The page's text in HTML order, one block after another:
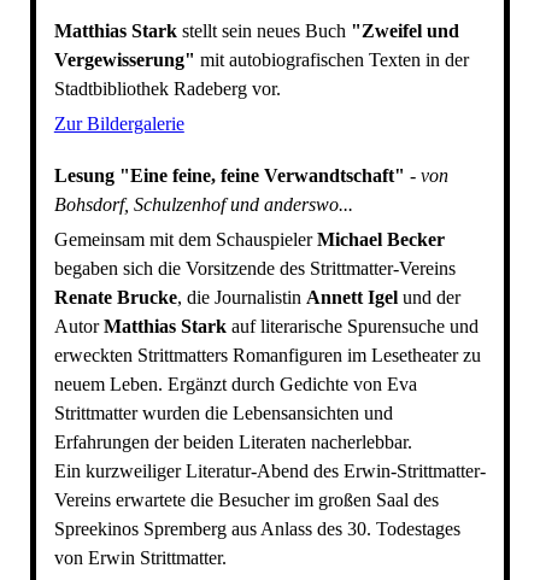
Matthias Stark stellt sein neues Buch "Zweifel und
Vergewisserung" mit autobiografischen Texten in der
Stadtbibliothek Radeberg vor.
Zur Bildergalerie
Lesung "Eine feine, feine Verwandtschaft" - von
Bohsdorf, Schulzenhof und anderswo...
Gemeinsam mit dem SchauspielerMichael Becker
begaben sich die Vorsitzende des Strittmatter-Vereins
Renate Brucke, die Journalistin Annett Igelund der
AutorMatthias Starkauf literarische Spurensuche und
erweckten Strittmatters Romanfiguren im Lesetheater zu
neuem Leben. Ergänzt durch Gedichte von Eva
Strittmatter wurden die Lebensansichten und
Erfahrungen der beiden Literaten nacherlebbar.
Ein kurzweiliger Literatur-Abend des Erwin-Strittmatter-
Vereins erwartete die Besucher im großen Saal des
Spreekinos Spremberg aus Anlass des 30. Todestages
von Erwin Strittmatter.